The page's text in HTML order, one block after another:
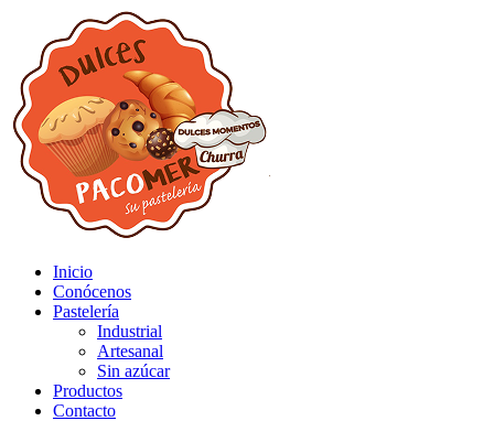
Inicio
Conócenos
Pastelería
Industrial
Artesanal
Sin azúcar
Productos
Contacto